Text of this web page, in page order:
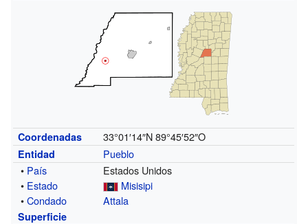
Coordenadas 33°01′14″N 89°45′52″O
Entidad
Pueblo
• País
Estados Unidos
• Estado
Misisipi
•Condado Attala
Superficie